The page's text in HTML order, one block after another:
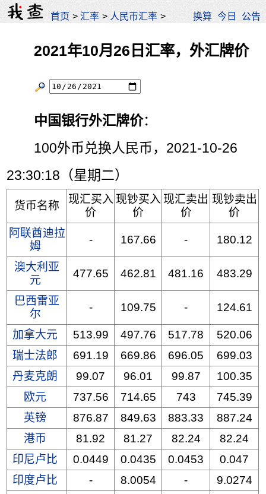
首页 >汇率 > 人民币汇率 > 换算 今日 公告
2021年10月26日汇率，外汇牌价
中国银行外汇牌价：
100外币兑换人民币，2021-10-26
23:30:18（星期二）
货币名称
现汇买入
价
现钞买入
价
现汇卖出
价
现钞卖出
价
阿联酋迪拉
姆
- 167.66 - 180.12
澳大利亚
元
477.65 462.81 481.16 483.29
巴西雷亚
尔
- 109.75 - 124.61
加拿大元 513.99 497.76 517.78
520.06
瑞士法郎
691.19 669.86 696.05
699.03
丹麦克朗
99.07 96.01 99.87
100.35
欧元
737.56 714.65 743
745.39
英镑
876.87 849.63 883.33
887.24
港币
81.92 81.27 82.24
82.24
印尼卢比
0.0449 0.0435 0.0453
0.047
印度卢比
- 8.0054 -
9.0274